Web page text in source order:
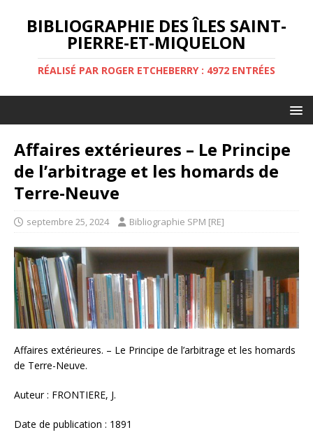
BIBLIOGRAPHIE DES ÎLES SAINT-
PIERRE-ET-MIQUELON
RÉALISÉ PAR ROGER ETCHEBERRY : 4972 ENTRÉES
Affaires extérieures – Le Principe
de l’arbitrage et les homards de
Terre-Neuve
septembre 25, 2024 Bibliographie SPM [RE]
Affaires extérieures. – Le Principe de l’arbitrage et les homards
de Terre-Neuve.
Auteur : FRONTIERE, J.
Date de publication : 1891